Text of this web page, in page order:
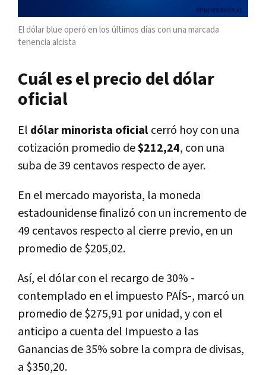
El dólar blue operó en los últimos días con una marcada
tenencia alcista
Cuál es el precio del dólar
oficial
El dólar minorista oficialcerró hoy con una
cotización promedio de$212,24, con una
suba de 39 centavos respecto de ayer.
En el mercado mayorista, la moneda
estadounidense finalizó con un incremento de
49 centavos respecto al cierre previo, en un
promedio de $205,02.
Así, el dólar con el recargo de 30% -
contemplado en el impuesto PAÍS-, marcó un
promedio de $275,91 por unidad, y con el
anticipo a cuenta del Impuesto a las
Ganancias de 35% sobre la compra de divisas,
a $350,20.